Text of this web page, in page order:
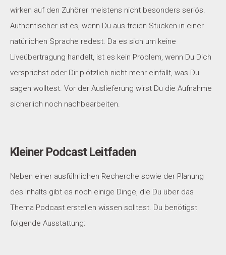
wirken auf den Zuhörer meistens nicht besonders seriös.
Authentischer ist es, wenn Du aus freien Stücken in einer
natürlichen Sprache redest. Da es sich um keine
Liveübertragung handelt, ist es kein Problem, wenn Du Dich
versprichst oder Dir plötzlich nicht mehr einfällt, was Du
sagen wolltest. Vor der Auslieferung wirst Du die Aufnahme
sicherlich noch nachbearbeiten.
Kleiner Podcast Leitfaden
Neben einer ausführlichen Recherche sowie der Planung
des Inhalts gibt es noch einige Dinge, die Du über das
Thema Podcast erstellen wissen solltest. Du benötigst
folgende Ausstattung: